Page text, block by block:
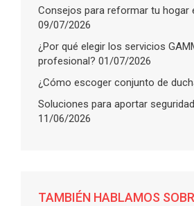
Consejos para reformar tu hogar
09/07/2026
¿Por qué elegir los servicios
profesional? 01/07/2026
¿Cómo escoger conjunto de
Soluciones para aportar
11/06/2026
TAMBIÉN HABLAMOS